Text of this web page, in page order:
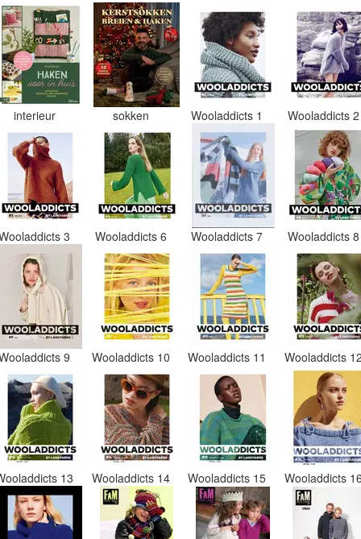
interieur sokken Wooladdicts 1 Wooladdicts
3 Wooladdicts 6 Wooladdicts 7 Wooladdicts
9 Wooladdicts 10 Wooladdicts 11 Wooladdicts
13 Wooladdicts 14 Wooladdicts 15 Wooladdicts